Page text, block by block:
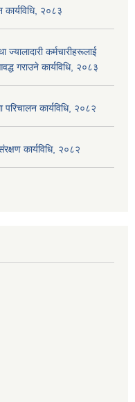
२०८३
ज्यालादारी कर्मचारीहरूलाई
गराउने कार्यविधि, २०८३
परिचालन कार्यविधि, २०८२
कार्यविधि, २०८२